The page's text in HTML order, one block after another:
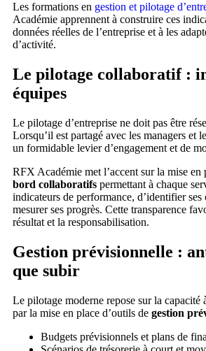
Les formations en gestion et pilotage
Académie apprennent à construire ces
données réelles de l’entreprise et à les
d’activité.
Le pilotage collaboratif :
équipes
Le pilotage d’entreprise ne doit pas être
Lorsqu’il est partagé avec les managers et
un formidable levier d’engagement et de
RFX Académie met l’accent sur la mise en
bord collaboratifs permettant à chaque
indicateurs de performance, d’identifier ses
mesurer ses progrès. Cette transparence
résultat et la responsabilisation.
Gestion prévisionnelle :
que subir
Le pilotage moderne repose sur la capacité
par la mise en place d’outils de gestion
Budgets prévisionnels et plans de